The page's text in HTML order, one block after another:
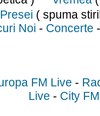
( spuma
Noi - Concerte -
FM Live -
Live - City